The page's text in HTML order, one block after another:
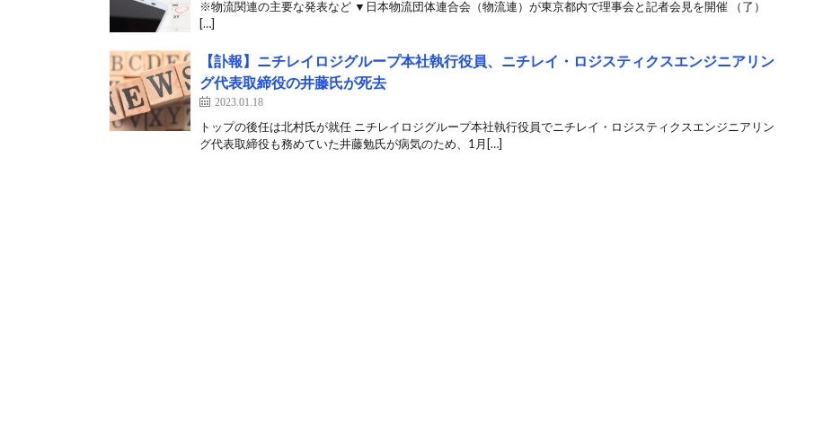
※物流関連の主要な発表など ▼日本物流団体連合会（物流連）が東京都内で理事会と記者会見を開催 （了）
[…]
【訃報】ニチレイロジグループ本社執行役員、ニチレイ・ロジスティクスエンジニアリン
グ代表取締役の井藤氏が死去
2023.01.18
トップの後任は北村氏が就任 ニチレイロジグループ本社執行役員でニチレイ・ロジスティクスエンジニアリン
グ代表取締役も務めていた井藤勉氏が病気のため、1月[…]